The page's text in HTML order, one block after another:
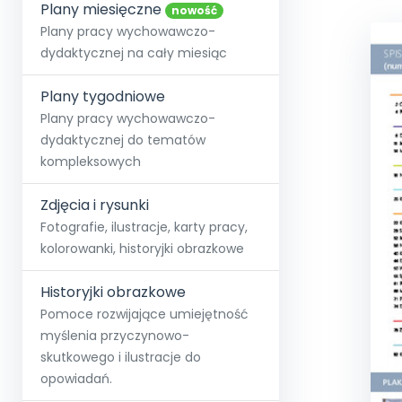
Społeczność
+48 12 631 04 10
kontakt@blizejprzedszkola.pl
O miesięczniku
Strona główna
Strefy,
O Akademii
Akademia
Poznaj pakiet MAX
Testuj przez 7 dni
E-
Pełen
Wszystkie projekty
Skontaktuj się
Dodaj wpis
Plany miesięczne nowość
Plany pracy wychowawczo-
dydaktycznej na cały miesiąc
Plany tygodniowe
Plany pracy wychowawczo-
dydaktycznej do tematów
kompleksowych
Zdjęcia i rysunki
Fotografie, ilustracje, karty pracy,
kolorowanki, historyjki obrazkowe
Historyjki obrazkowe
Pomoce rozwijające umiejętność
myślenia przyczynowo-
skutkowego i ilustracje do
opowiadań.